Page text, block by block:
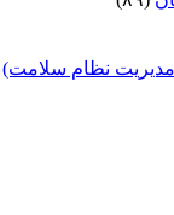
مدیریت نظام سلامت)